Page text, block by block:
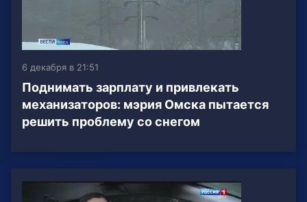
6 декабря в 21:51
Поднимать зарплату и привлекать
механизаторов: мэрия Омска пытается
решить проблему со снегом